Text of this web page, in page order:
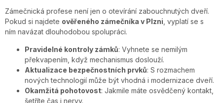
Zámečnická profese není jen o otevírání zabouchnutých dveří.
Pokud si najdete ověřeného zámečníka v Plzni , vyplatí se s
ním navázat dlouhodobou spolupráci.
Pravidelné kontroly zámků: Vyhnete se nemilým
překvapením, když mechanismus doslouží.
Aktualizace bezpečnostních prvků: S rozmachem
nových technologií může být vhodná i modernizace dveří.
Okamžitá pohotovost: Jakmile máte osvědčený kontakt,
šetříte čas i nervy.